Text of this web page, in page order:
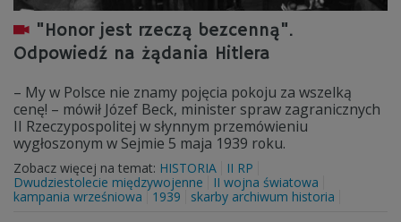
"Honor jest rzeczą bezcenną".
Odpowiedź na żądania Hitlera
– My w Polsce nie znamy pojęcia pokoju za wszelką
cenę! – mówił Józef Beck, minister spraw zagranicznych
II Rzeczypospolitej w słynnym przemówieniu
wygłoszonym w Sejmie 5 maja 1939 roku.
Zobacz więcej na temat: HISTORIA
II RP
Dwudziestolecie międzywojenne
II wojna światowa
kampania wrześniowa
1939 skarby archiwum historia